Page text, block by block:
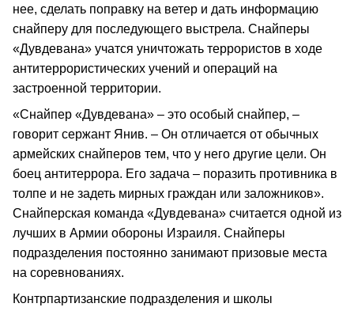
нее, сделать поправку на ветер и дать информацию
снайперу для последующего выстрела. Снайперы
«Дувдевана» учатся уничтожать террористов в ходе
антитеррористических учений и операций на
застроенной территории.
«Снайпер «Дувдевана» – это особый снайпер, –
говорит сержант Янив. – Он отличается от обычных
армейских снайперов тем, что у него другие цели. Он
боец антитеррора. Его задача – поразить противника в
толпе и не задеть мирных граждан или заложников».
Снайперская команда «Дувдевана» считается одной из
лучших в Армии обороны Израиля. Снайперы
подразделения постоянно занимают призовые места
на соревнованиях.
Контрпартизанские подразделения и школы